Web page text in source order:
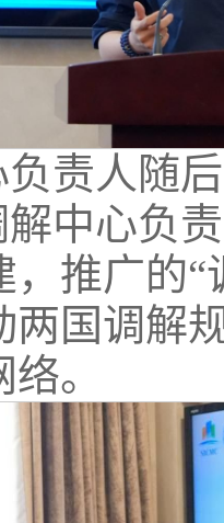
责人随
中心负
，推广的
两国调解
。